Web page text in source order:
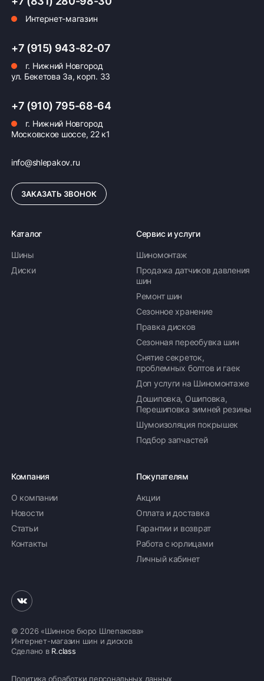
Интернет-магазин
+7 (915) 943-82-07
г. Нижний Новгород
ул. Бекетова 3а, корп. 33
+7 (910) 795-68-64
г. Нижний Новгород
Московское шоссе, 22 к1
info@shlepakov.ru
ЗАКАЗАТЬ ЗВОНОК
Каталог
Шины
Диски
Сервис и услуги
Шиномонтаж
Продажа датчиков давления
шин
Ремонт шин
Сезонное хранение
Правка дисков
Сезонная переобувка шин
Снятие секреток,
проблемных болтов и гаек
Доп услуги на Шиномонтаже
Дошиповка, Ошиповка,
Перешиповка зимней резины
Шумоизоляция покрышек
Подбор запчастей
Компания
О компании
Новости
Статьи
Контакты
Покупателям
Акции
Оплата и доставка
Гарантии и возврат
Работа с юрлицами
Личный кабинет
© 2026 «Шинное бюро Шлепакова»
Интернет-магазин шин и дисков
Сделано в R.class
Политика обработки персональных данных